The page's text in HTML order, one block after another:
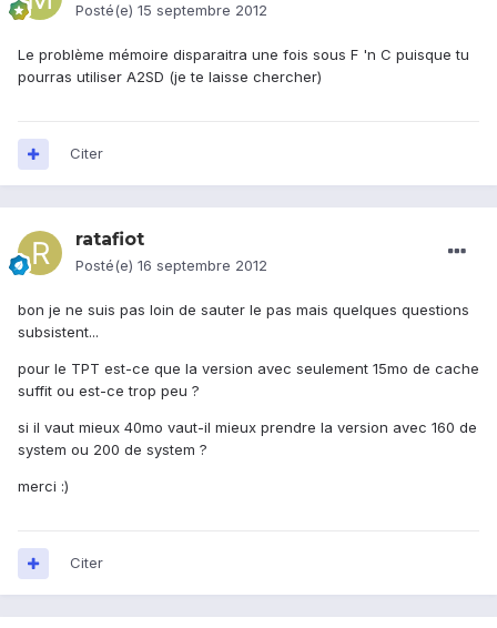
Posté(e) 15 septembre 2012
Le problème mémoire disparaitra une fois sous F 'n C puisque tu
pourras utiliser A2SD (je te laisse chercher)
Citer
ratafiot
Posté(e) 16 septembre 2012
bon je ne suis pas loin de sauter le pas mais quelques questions
subsistent...
pour le TPT est-ce que la version avec seulement 15mo de cache
suffit ou est-ce trop peu ?
si il vaut mieux 40mo vaut-il mieux prendre la version avec 160 de
system ou 200 de system ?
merci :)
Citer